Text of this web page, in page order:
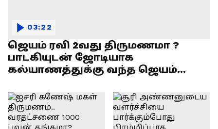
ஜெயம் ரவி 2வது திருமணமா ?
பாடகியுடன் ஜோடியாக
கல்யாணத்துக்கு வந்த ஜெயம்
03:22